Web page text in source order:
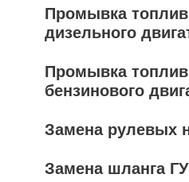
Промывка
дизельного
Промывка
бензинового
Замена рулевых
Замена шланга